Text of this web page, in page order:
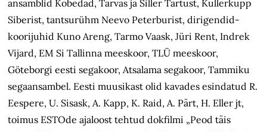
ansamblid Kobedad, Tarvas ja Siller Tartust, Kullerkupp
Siberist, tantsurühm Neevo Peterburist, dirigendid-
koorijuhid Kuno Areng, Tarmo Vaask, Jüri Rent, Indrek
Vijard, EM Si Tallinna meeskoor, TLÜ meeskoor,
Göteborgi eesti segakoor, Atsalama segakoor, Tammiku
segaansambel. Eesti muusikast olid kavades esindatud R.
Eespere, U. Sisask, A. Kapp, K. Raid, A. Pärt, H. Eller jt,
toimus ESTOde ajaloost tehtud dokfilmi „Peod täis